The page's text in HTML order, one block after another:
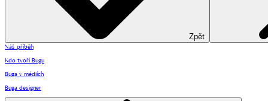
Zpět
Náš příběh
Kdo tvoří Bugu
Buga v médiích
Buga designer